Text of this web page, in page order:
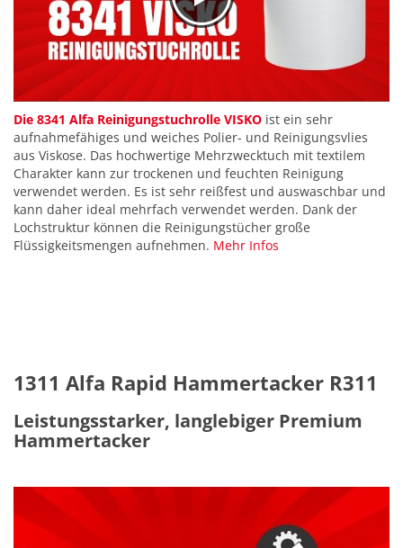
Die 8341 Alfa Reinigungstuchrolle VISKO ist ein sehr
aufnahmefähiges und weiches Polier- und Reinigungsvlies
aus Viskose. Das hochwertige Mehrzwecktuch mit textilem
Charakter kann zur trockenen und feuchten Reinigung
verwendet werden. Es ist sehr reißfest und auswaschbar und
kann daher ideal mehrfach verwendet werden. Dank der
Lochstruktur können die Reinigungstücher große
Flüssigkeitsmengen aufnehmen. Mehr Infos
1311 Alfa Rapid Hammertacker R311
Leistungsstarker, langlebiger Premium
Hammertacker